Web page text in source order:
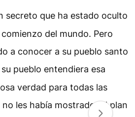
secreto que ha estado oculto
del mundo. Pero
a conocer a su pueblo santo
pueblo entendiera esa
verdad para todas las
les había mostrado. El plan